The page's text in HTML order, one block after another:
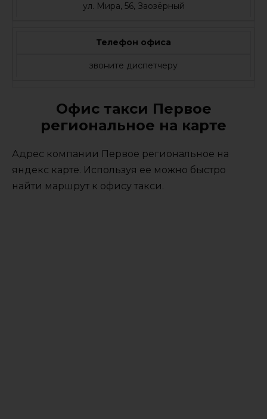
ул. Мира, 56, Заозёрный
Телефон офиса
звоните диспетчеру
Офис такси Первое
региональное на карте
Адрес компании Первое региональное на
яндекс карте. Используя ее можно быстро
найти маршрут к офису такси.